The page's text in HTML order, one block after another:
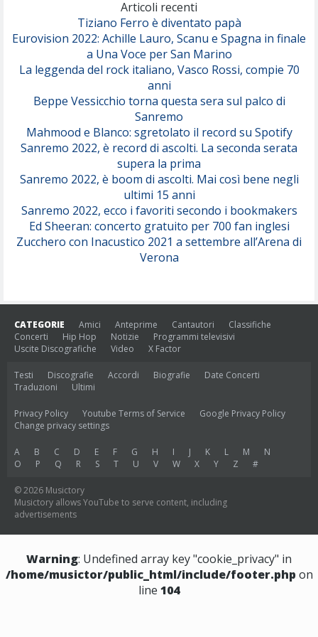
Serenamente
Articoli recenti
Tiziano Ferro è diventato papà
Eurovision 2022: Achille Lauro, Scanu e Spagna in finale
a Una Voce per San Marino
La leggenda del rock italiano, Vasco Rossi, compie 70
anni
Beppe Vessicchio torna questa sera sul palco di
Sanremo
Mahmood e Blanco: sgretolato il record su Spotify
Sanremo 2022, è record di ascolti. La seconda serata
supera la prima
Sanremo 2022, è boom di ascolti. Mai così bene negli
ultimi 15 anni
Sanremo 2022, ecco i favoriti secondo i bookmakers
Ed Sheeran: concerto gratuito per 700 fan inglesi
Zucchero con Inacustico 2021 a settembre all’Arena di
Verona
CATEGORIE Amici Anteprime Cantautori
Classifiche
Concerti
Hip Hop Notizie
Programmi televisivi
Uscite Discografiche
Video X Factor
Testi Discografie Accordi Biografie
Date Concerti
Traduzioni
Ultimi
Privacy Policy Youtube Terms of Service
Google Privacy Policy
Change privacy settings
A B C D E F G H I J K L M
N
O
P Q R S T U V W X Y Z #
© 2026 Musictory
Musictory allows YouTube to serve content, including
advertisements
Warning: Undefined array key "cookie_privacy" in
/home/musictor/public_html/include/footer.php on
line 104